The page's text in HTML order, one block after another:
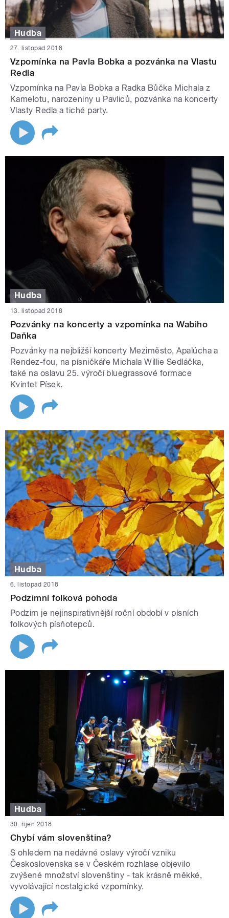
Hudba
27. listopad 2018
Vzpomínka na Pavla Bobka a pozvánka na Vlastu
Redla
Vzpomínka na Pavla Bobka a Radka Bůčka Michala z
Kamelotu, narozeniny u Pavliců, pozvánka na koncerty
Vlasty Redla a tiché party.
Hudba
13. listopad 2018
Pozvánky na koncerty a vzpomínka na Wabiho
Daňka
Pozvánky na nejbližší koncerty Meziměsto, Apalúcha a
Rendez-fou, na písničkáře Michala Willie Sedláčka,
také na oslavu 25. výročí bluegrassové formace
Kvintet Písek.
Hudba
6. listopad 2018
Podzimní folková pohoda
Podzim je nejinspirativnější roční období v písních
folkových písňotepců.
Hudba
30. říjen 2018
Chybí vám slovenština?
S ohledem na nedávné oslavy výročí vzniku
Československa se v Českém rozhlase objevilo
zvýšené množství slovenštiny - tak krásně měkké,
vyvolávající nostalgické vzpomínky.